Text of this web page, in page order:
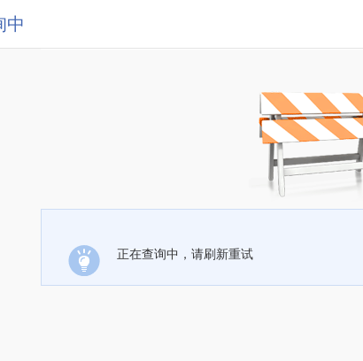
中
正在查询中，请刷新重试